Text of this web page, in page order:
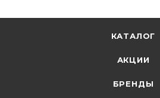
КАТАЛОГ
АКЦИИ
БРЕНДЫ